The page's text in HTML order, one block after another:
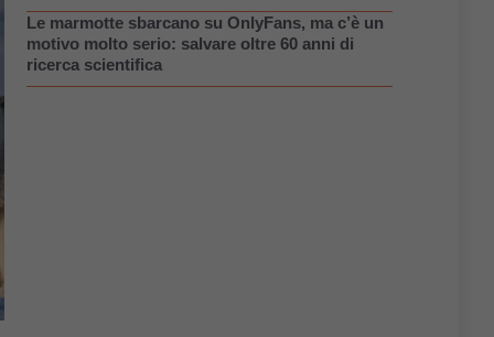
Le marmotte sbarcano su OnlyFans, ma c’è un
motivo molto serio: salvare oltre 60 anni di
ricerca scientifica